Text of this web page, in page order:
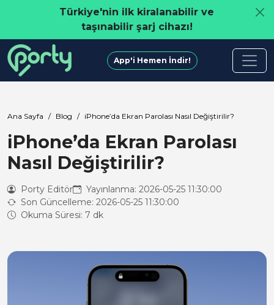
Türkiye'nin ilk kiralanabilir ve
taşınabilir şarj cihazı!
App'i Hemen İndir!
Ana Sayfa Blog iPhone’da Ekran Parolası Nasıl Değiştirilir?
iPhone’da Ekran Parolası
Nasıl Değiştirilir?
Porty Editör
Yayınlanma: 2026-05-25 11:30:00
Son Güncelleme: 2026-05-25 11:30:00
Okuma Süresi: 7 dk